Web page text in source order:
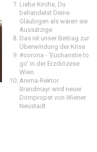
Liebe Kirche, Du
behandelst Deine
Gläubigen als wären sie
Aussätzige
Das ist unser Beitrag zur
Überwindung der Krise
#corona - 'Eucharistie to
go' in der Erzdiözese
Wien
Anima-Rektor
Brandmayr wird neuer
Dompropst von Wiener
Neustadt